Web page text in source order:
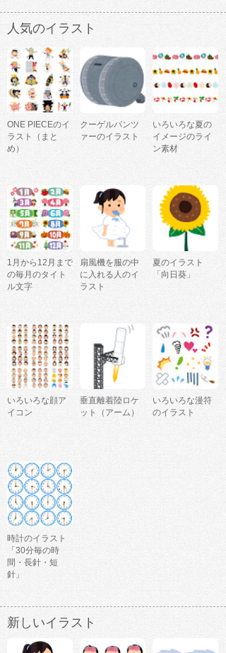
人気のイラスト
ONE PIECEのイ
ラスト（まと
め）
クーゲルパンツ
ァーのイラスト
いろいろな夏の
イメージのライ
ン素材
1月から12月まで
の毎月のタイト
ル文字
扇風機を服の中
に入れる人のイ
ラスト
夏のイラスト
「向日葵」
いろいろな顔ア
イコン
垂直離着陸ロケ
ット（アーム）
いろいろな漫符
のイラスト
時計のイラスト
「30分毎の時
間・長針・短
針」
新しいイラスト